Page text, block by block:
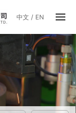
中文 / EN